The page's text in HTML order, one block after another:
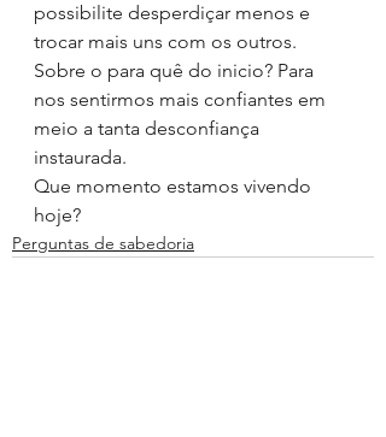
possibilite desperdiçar menos e
trocar mais uns com os outros.
Sobre o para quê do inicio? Para
nos sentirmos mais confiantes em
meio a tanta desconfiança
instaurada.
Que momento estamos vivendo
hoje?
Perguntas de sabedoria